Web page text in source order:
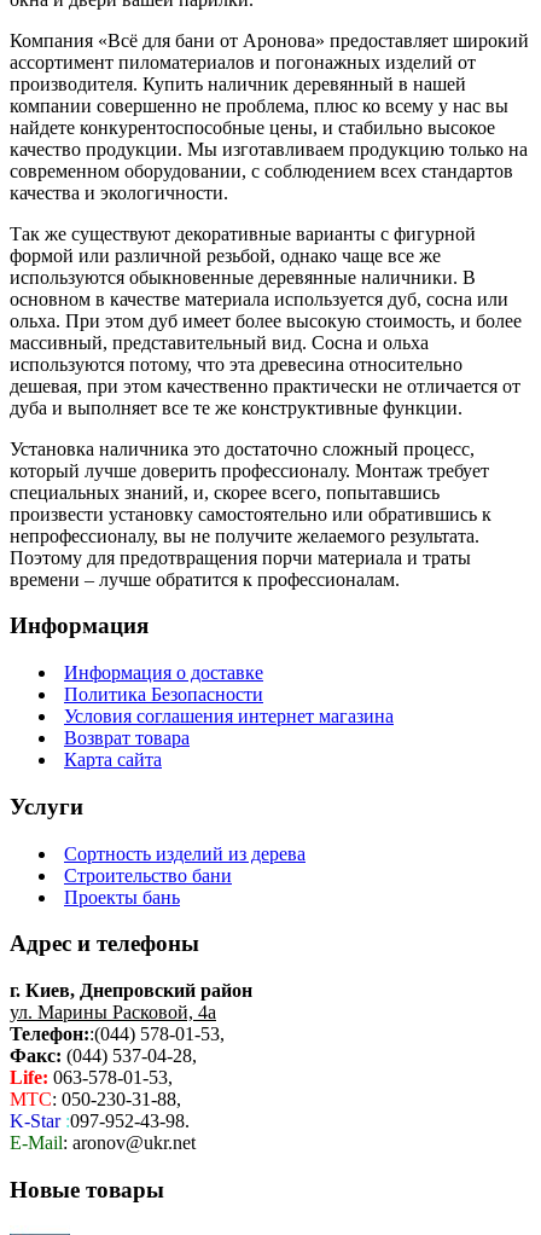
Компания «Всё для бани от Аронова» предоставляет широкий
ассортимент пиломатериалов и погонажных изделий от
производителя. Купить наличник деревянный в нашей
компании совершенно не проблема, плюс ко всему у нас вы
найдете конкурентоспособные цены, и стабильно высокое
качество продукции. Мы изготавливаем продукцию только на
современном оборудовании, с соблюдением всех стандартов
качества и экологичности.
Так же существуют декоративные варианты с фигурной
формой или различной резьбой, однако чаще все же
используются обыкновенные деревянные наличники. В
основном в качестве материала используется дуб, сосна или
ольха. При этом дуб имеет более высокую стоимость, и более
массивный, представительный вид. Сосна и ольха
используются потому, что эта древесина относительно
дешевая, при этом качественно практически не отличается от
дуба и выполняет все те же конструктивные функции.
Установка наличника это достаточно сложный процесс,
который лучше доверить профессионалу. Монтаж требует
специальных знаний, и, скорее всего, попытавшись
произвести установку самостоятельно или обратившись к
непрофессионалу, вы не получите желаемого результата.
Поэтому для предотвращения порчи материала и траты
времени – лучше обратится к профессионалам.
Информация
Информация о доставке
Политика Безопасности
Условия соглашения интернет магазина
Возврат товара
Карта сайта
Услуги
Сортность изделий из дерева
Строительство бани
Проекты бань
Адрес и телефоны
г. Киев, Днепровский район
ул. Марины Расковой, 4а
Телефон::(044) 578-01-53,
Факс: (044) 537-04-28,
Life: 063-578-01-53,
МТС: 050-230-31-88,
K-Star:097-952-43-98.
E-Mail: aronov@ukr.net
Новые товары